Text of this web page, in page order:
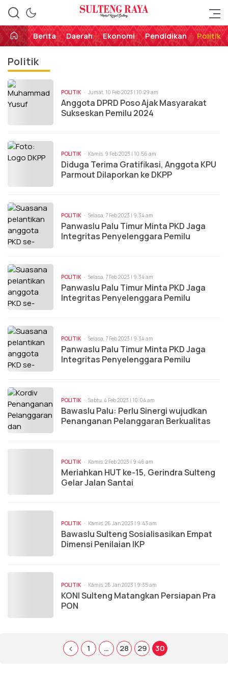
Sulteng Raya
Perekat Rakyat Sulteng
Berita
Daerah Ekonomi Pendidikan Politik
Politik
POLITIK Jumat, 10 Feb 2023 | 10:29 am
Anggota DPRD Poso Ajak Masyarakat
Sukseskan Pemilu 2024
POLITIK Kamis, 9 Feb 2023 | 10:56 am
Diduga Terima Gratifikasi, Anggota KPU
Parmout Dilaporkan ke DKPP
POLITIK Selasa, 7 Feb 2023 | 9:34 am
Panwaslu Palu Timur Minta PKD Jaga
Integritas Penyelenggara Pemilu
POLITIK Selasa, 7 Feb 2023 | 9:34 am
Panwaslu Palu Timur Minta PKD Jaga
Integritas Penyelenggara Pemilu
POLITIK Selasa, 7 Feb 2023 | 9:34 am
Panwaslu Palu Timur Minta PKD Jaga
Integritas Penyelenggara Pemilu
POLITIK Sabtu, 4 Feb 2023 | 10:04 am
Bawaslu Palu: Perlu Sinergi wujudkan
Penanganan Pelanggaran Berkualitas
POLITIK Kamis, 2 Feb 2023 | 9:46 am
Meriahkan HUT ke-15, Gerindra Sulteng
Gelar Jalan Santai￼
POLITIK Kamis, 26 Jan 2023 | 9:43 am
Bawaslu Sulteng Sosialisasikan Empat
Dimensi Penilaian IKP
POLITIK Kamis, 26 Jan 2023 | 9:35 am
KONI Sulteng Matangkan Persiapan Pra
PON￼
1 … 28 29 30